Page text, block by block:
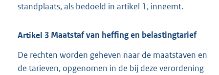
standplaats, als bedoeld in artikel 1, inneemt.
Artikel 3 Maatstaf van heffing en belastingtarief
De rechten worden geheven naar de maatstaven en
de tarieven, opgenomen in de bij deze verordening